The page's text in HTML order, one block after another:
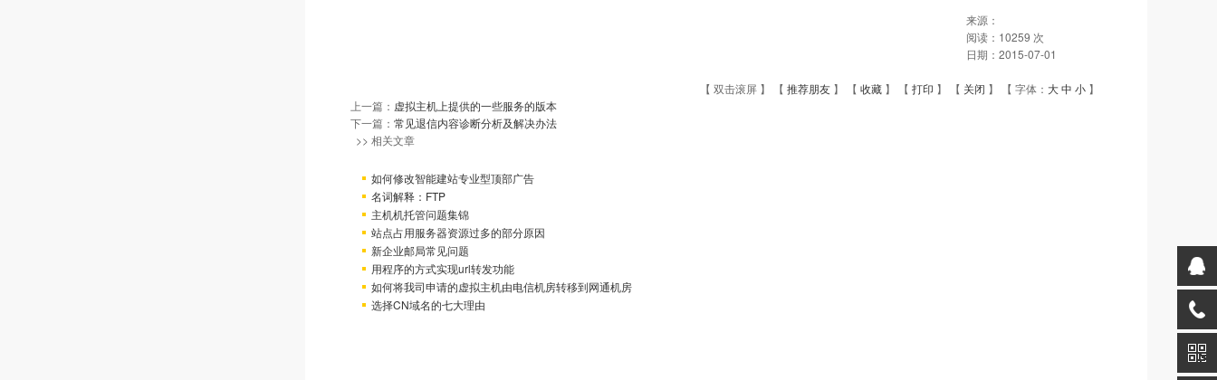
来源：
阅读： 10259 次
日期： 2015-07-01
【 双击滚屏 】 【 推荐朋友 】 【 收藏 】 【 打印 】 【 关闭 】 【 字体： 大中 小 】
上一篇： 虚拟主机上提供的一些服务的版本
下一篇： 常见退信内容诊断分析及解决办法
>> 相关文章
如何修改智能建站专业型顶部广告
名词解释：FTP
主机机托管问题集锦
站点占用服务器资源过多的部分原因
新企业邮局常见问题
用程序的方式实现url转发功能
如何将我司申请的虚拟主机由电信机房转移到网通机房
选择CN域名的七大理由